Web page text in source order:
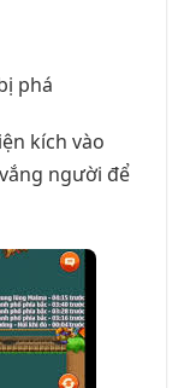
phá
kích vào
người để